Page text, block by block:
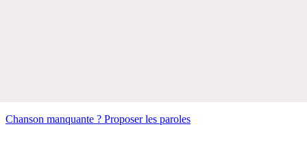
Chanson manquante ? Proposer les paroles